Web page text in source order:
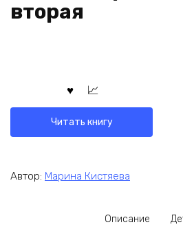
вторая
Читать книгу
Автор: Марина Кистяева
Описание